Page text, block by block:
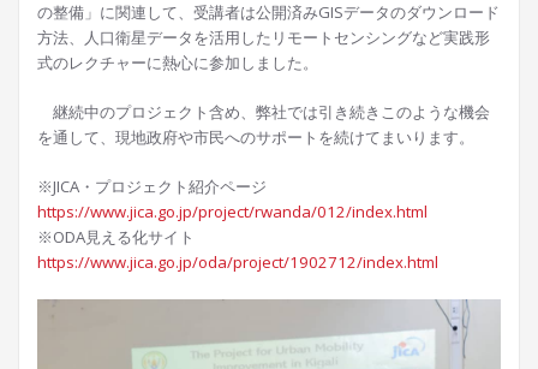
の整備」に関連して、受講者は公開済みGISデータのダウンロード
方法、人口衛星データを活用したリモートセンシングなど実践形
式のレクチャーに熱心に参加しました。
継続中のプロジェクト含め、弊社では引き続きこのような機会
を通して、現地政府や市民へのサポートを続けてまいります。
※JICA・プロジェクト紹介ページ
https://www.jica.go.jp/project/rwanda/012/index.html
※ODA見える化サイト
https://www.jica.go.jp/oda/project/1902712/index.html